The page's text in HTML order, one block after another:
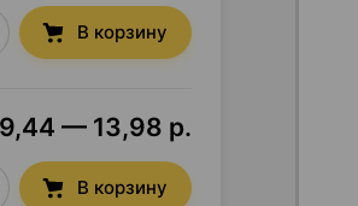
В корзину
9,44 — 13,98 р.
В корзину